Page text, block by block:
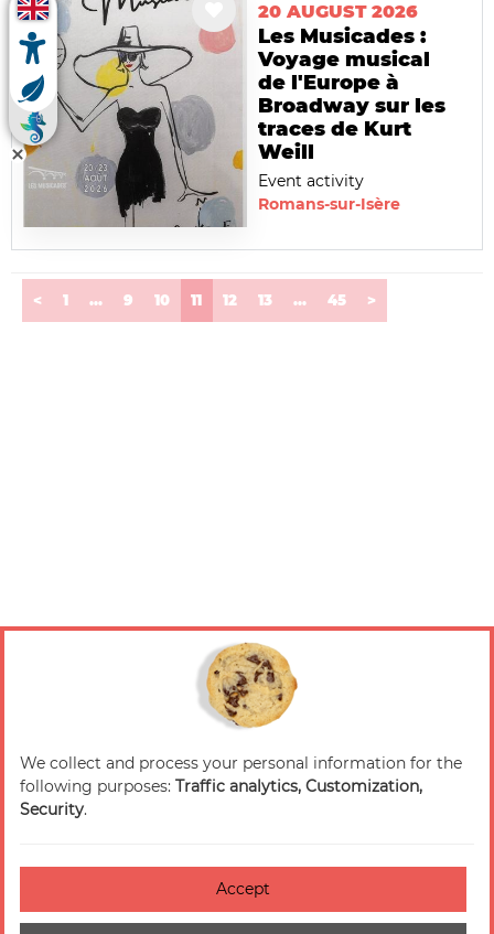
20 AUGUST 2026
Les Musicades :
Voyage musical
de l'Europe à
Broadway sur les
traces de Kurt
Weill
Event activity
Romans-sur-Isère
< 1 ... 9 10 11(current)
12 13 ... 45 >
We collect and process your personal information for the
following purposes: Traffic analytics, Customization,
Security.
Accept